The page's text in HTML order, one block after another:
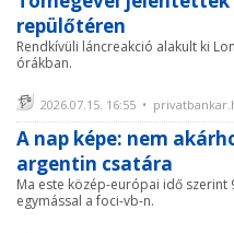
repülőtéren
Rendkívüli láncreakció alakult ki
órákban.
2026.07.15. 16:55 •
A nap képe: nem
argentin csatára
Ma este közép-európai idő
egymással a foci-vb-n.